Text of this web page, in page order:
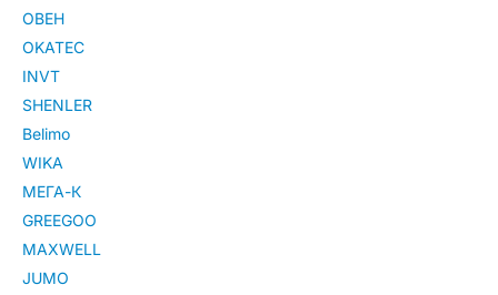
ОВЕН
OKATEC
INVT
SHENLER
Belimo
WIKA
МЕГА-К
GREEGOO
MAXWELL
JUMO